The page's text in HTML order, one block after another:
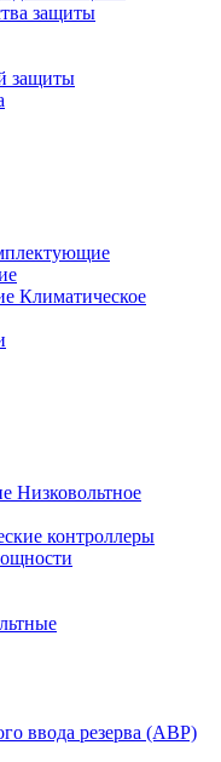
защиты
защиты
Климатическое
Низковольтное
контроллеры
ввода резерва (АВР)